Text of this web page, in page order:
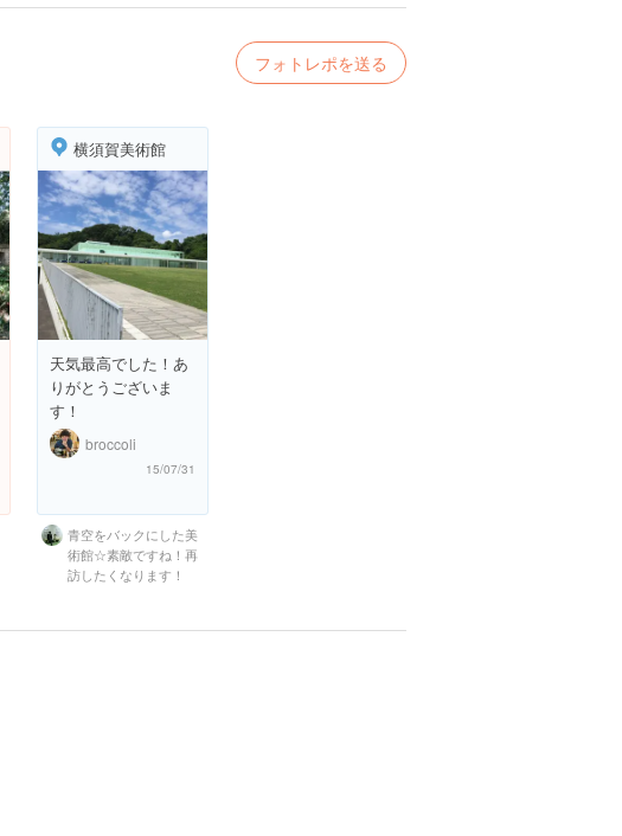
フォトレポを送る
横須賀美術館
天気最高でした！あ
りがとうございま
す！
broccoli
15/07/31
青空をバックにした美
術館☆素敵ですね！再
訪したくなります！